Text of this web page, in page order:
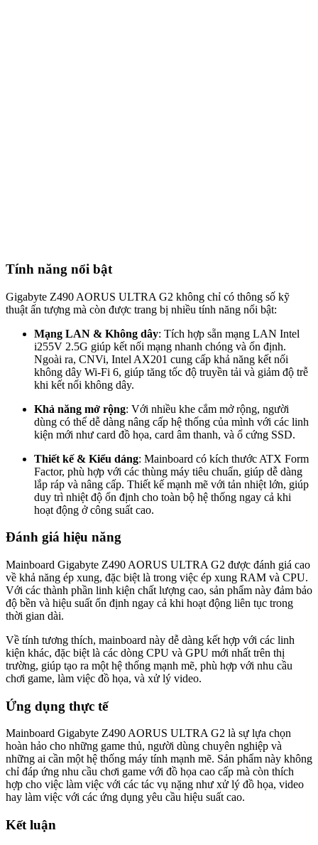
Tính năng nổi bật
Gigabyte Z490 AORUS ULTRA G2 không chỉ có thông số kỹ
thuật ấn tượng mà còn được trang bị nhiều tính năng nổi bật:
Mạng LAN & Không dây: Tích hợp sẵn mạng LAN Intel
i255V 2.5G giúp kết nối mạng nhanh chóng và ổn định.
Ngoài ra, CNVi, Intel AX201 cung cấp khả năng kết nối
không dây Wi-Fi 6, giúp tăng tốc độ truyền tải và giảm độ trễ
khi kết nối không dây.
Khả năng mở rộng: Với nhiều khe cắm mở rộng, người
dùng có thể dễ dàng nâng cấp hệ thống của mình với các linh
kiện mới như card đồ họa, card âm thanh, và ổ cứng SSD.
Thiết kế & Kiểu dáng: Mainboard có kích thước ATX Form
Factor, phù hợp với các thùng máy tiêu chuẩn, giúp dễ dàng
lắp ráp và nâng cấp. Thiết kế mạnh mẽ với tản nhiệt lớn, giúp
duy trì nhiệt độ ổn định cho toàn bộ hệ thống ngay cả khi
hoạt động ở công suất cao.
Đánh giá hiệu năng
Mainboard Gigabyte Z490 AORUS ULTRA G2 được đánh giá cao
về khả năng ép xung, đặc biệt là trong việc ép xung RAM và CPU.
Với các thành phần linh kiện chất lượng cao, sản phẩm này đảm bảo
độ bền và hiệu suất ổn định ngay cả khi hoạt động liên tục trong
thời gian dài.
Về tính tương thích, mainboard này dễ dàng kết hợp với các linh
kiện khác, đặc biệt là các dòng CPU và GPU mới nhất trên thị
trường, giúp tạo ra một hệ thống mạnh mẽ, phù hợp với nhu cầu
chơi game, làm việc đồ họa, và xử lý video.
Ứng dụng thực tế
Mainboard Gigabyte Z490 AORUS ULTRA G2 là sự lựa chọn
hoàn hảo cho những game thủ, người dùng chuyên nghiệp và
những ai cần một hệ thống máy tính mạnh mẽ. Sản phẩm này không
chỉ đáp ứng nhu cầu chơi game với đồ họa cao cấp mà còn thích
hợp cho việc làm việc với các tác vụ nặng như xử lý đồ họa, video
hay làm việc với các ứng dụng yêu cầu hiệu suất cao.
Kết luận